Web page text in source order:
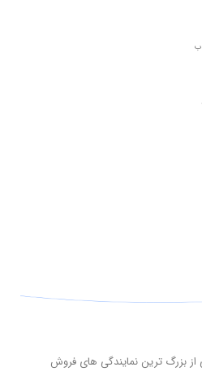
از بزرگ ترین نمایندگی های فروش